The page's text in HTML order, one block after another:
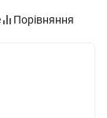
Порівняння